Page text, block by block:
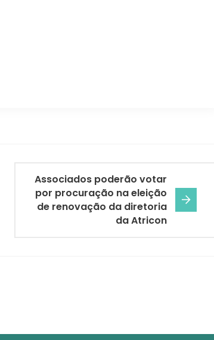
Associados poderão votar
por procuração na eleição
de renovação da diretoria
da Atricon